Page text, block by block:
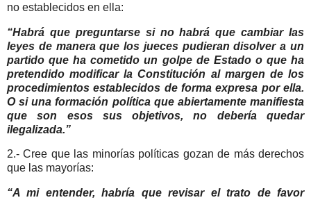
no establecidos en ella:
“Habrá que preguntarse si no habrá que cambiar las
leyes de manera que los jueces pudieran disolver a un
partido que ha cometido un golpe de Estado o que ha
pretendido modificar la Constitución al margen de los
procedimientos establecidos de forma expresa por ella.
O si una formación política que abiertamente manifiesta
que son esos sus objetivos, no debería quedar
ilegalizada.”
2.- Cree que las minorías políticas gozan de más derechos
que las mayorías:
“A mi entender, habría que revisar el trato de favor